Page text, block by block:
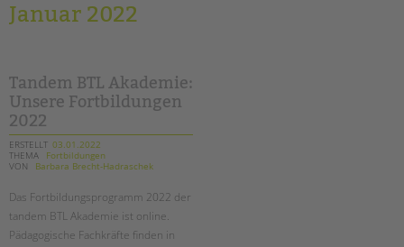
Förderzentren
Kollegs
EFöB
Schulbezogene Sozialarbeit
Tagesgruppen
HILFEN ZUR ERZIEHUNG
EINGLIEDERUNGSHILFE
Suchen
Januar 2022
Tandem BTL Akademie:
Unsere Fortbildungen
2022
ERSTELLT 03.01.2022
THEMA
Fortbildungen
VON
Barbara Brecht-Hadraschek
Das Fortbildungsprogramm 2022 der
tandem BTL Akademie ist online.
Pädagogische Fachkräfte finden in